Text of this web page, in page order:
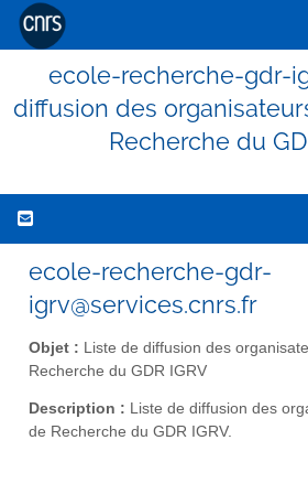
ecole-recherche-gdr-
diffusion des
Recherche du
ecole-recherche-gdr-
igrv@services.cnrs.fr
Objet : Liste de diffusion des
Recherche du GDR IGRV
Description : Liste de diffusion des
de Recherche du GDR IGRV.